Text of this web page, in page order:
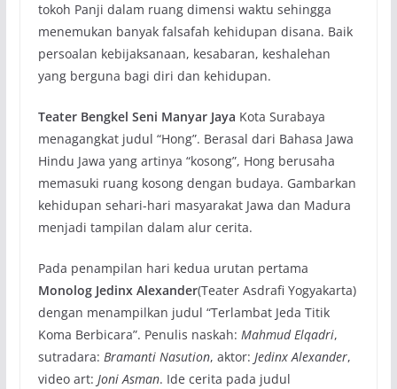
tokoh Panji dalam ruang dimensi waktu sehingga
menemukan banyak falsafah kehidupan disana. Baik
persoalan kebijaksanaan, kesabaran, keshalehan
yang berguna bagi diri dan kehidupan.
Teater Bengkel Seni Manyar Jaya Kota Surabaya
menagangkat judul “Hong”. Berasal dari Bahasa Jawa
Hindu Jawa yang artinya “kosong”, Hong berusaha
memasuki ruang kosong dengan budaya. Gambarkan
kehidupan sehari-hari masyarakat Jawa dan Madura
menjadi tampilan dalam alur cerita.
Pada penampilan hari kedua urutan pertama
Monolog Jedinx Alexander(Teater Asdrafi Yogyakarta)
dengan menampilkan judul “Terlambat Jeda Titik
Koma Berbicara”. Penulis naskah: Mahmud Elqadri,
sutradara: Bramanti Nasution, aktor: Jedinx Alexander,
video art: Joni Asman. Ide cerita pada judul